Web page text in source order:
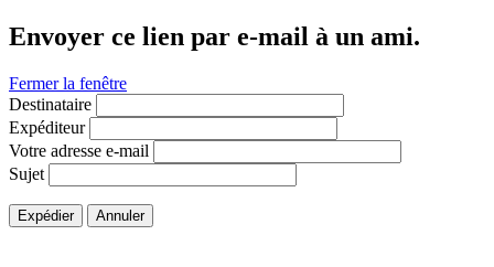
Envoyer ce lien par e-mail à un ami.
Fermer la fenêtre
Destinataire
Expéditeur
Votre adresse e-mail
Sujet
Expédier Annuler